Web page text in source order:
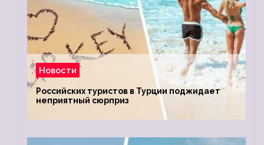
Новости
Российских туристов в Турции поджидает
неприятный сюрприз